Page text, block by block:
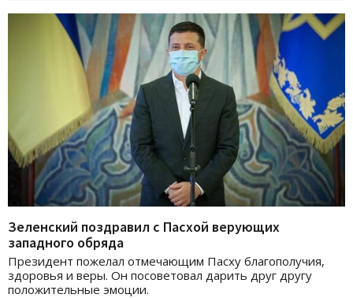
Зеленский поздравил с Пасхой верующих
западного обряда
Президент пожелал отмечающим Пасху благополучия,
здоровья и веры. Он посоветовал дарить друг другу
положительные эмоции.